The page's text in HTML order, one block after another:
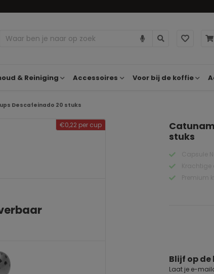
& Reiniging Accessoires Voor bij de koffie
Descafeinado 20 stuks
stuks
Blijf op
Laat je e-
€0,22 per cup